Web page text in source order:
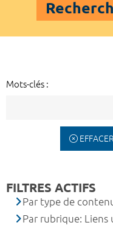
Mots-clés :
EFFACER
FILTRES ACTIFS
Par type de
Par rubrique: Liens